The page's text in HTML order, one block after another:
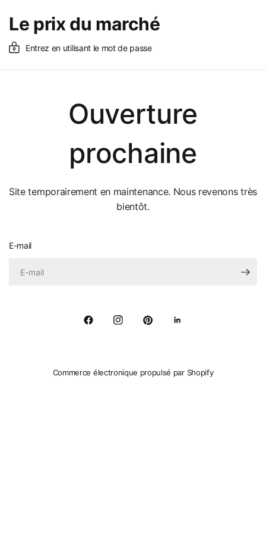
Le prix du marché
Entrez en utilisant le mot de passe
Ouverture
prochaine
Site temporairement en maintenance. Nous revenons très
bientôt.
E-mail
Commerce électronique propulsé par Shopify